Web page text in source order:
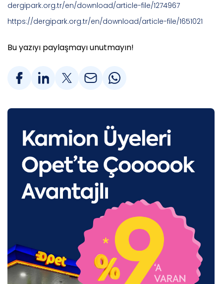
dergipark.org.tr/en/download/article-file/1274967
https://dergipark.org.tr/en/download/article-file/1651021
Bu yazıyı paylaşmayı unutmayın!